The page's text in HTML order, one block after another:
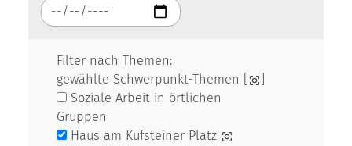
Filter nach Themen:
gewählte Schwerpunkt-Themen [
Soziale Arbeit in örtlichen
Gruppen
Haus am Kufsteiner Platz